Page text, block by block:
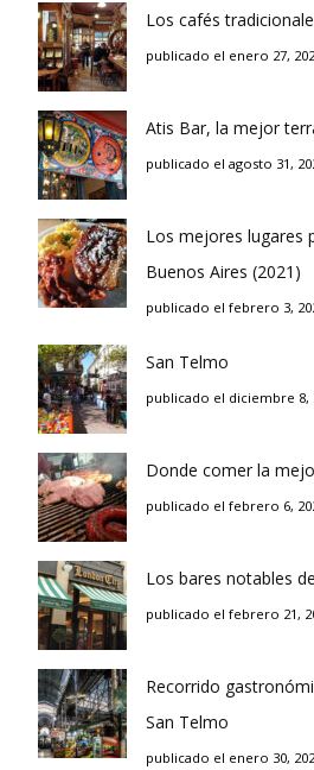
Los cafés
publicado el enero 27,
Atis Bar, la mejor
publicado el agosto 31,
Los mejores lugares
Buenos Aires (2021)
publicado el febrero 3,
San Telmo
publicado el diciembre 8,
Donde comer la
publicado el febrero 6,
Los bares notables
publicado el febrero 21,
Recorrido
San Telmo
publicado el enero 30,